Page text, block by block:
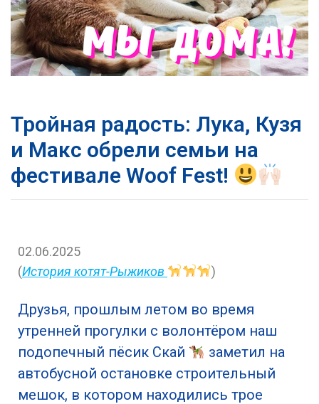
Тройная радость: Лука, Кузя
и Макс обрели семьи на
фестивале Woof Fest!
02.06.2025
(История котят-Рыжиков )
Друзья, прошлым летом во время
утренней прогулки с волонтёром наш
подопечный пёсик Скай
заметил на
автобусной остановке строительный
мешок, в котором находились трое